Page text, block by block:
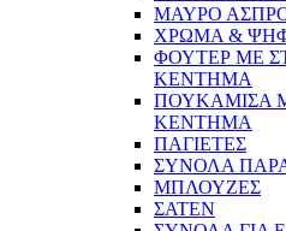
ΜΑΥΡΟ
ΧΡΩΜΑ &
ΦΟΥΤΕΡ ΜΕ
ΚΕΝΤΗΜΑ
ΠΟΥΚΑΜΙΣΑ
ΚΕΝΤΗΜΑ
ΠΑΓΙΕΤΕΣ
ΣΥΝΟΛΑ
ΜΠΛΟΥΖΕΣ
ΣΑΤΕΝ